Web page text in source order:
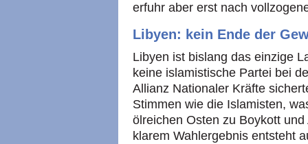
erfuhr aber erst nach
Libyen: kein Ende der
Libyen ist bislang das einzige
keine islamistische Partei bei
Allianz Nationaler Kräfte
Stimmen wie die Islamisten,
ölreichen Osten zu Boykott
klarem Wahlergebnis entsteht